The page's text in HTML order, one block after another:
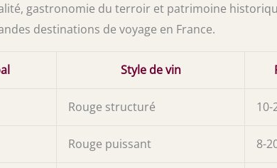
gastronomie du terroir et patrimoine
destinations de voyage en France.
Style de vin
Rouge structuré 10-
Rouge puissant 8-